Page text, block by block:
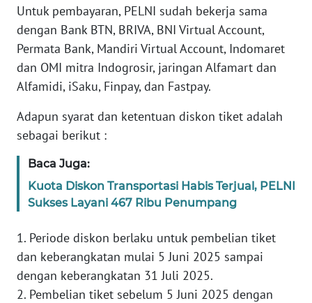
Untuk pembayaran, PELNI sudah bekerja sama
dengan Bank BTN, BRIVA, BNI Virtual Account,
Permata Bank, Mandiri Virtual Account, Indomaret
dan OMI mitra Indogrosir, jaringan Alfamart dan
Alfamidi, iSaku, Finpay, dan Fastpay.
Adapun syarat dan ketentuan diskon tiket adalah
sebagai berikut :
Baca Juga:
Kuota Diskon Transportasi Habis Terjual, PELNI
Sukses Layani 467 Ribu Penumpang
1. Periode diskon berlaku untuk pembelian tiket
dan keberangkatan mulai 5 Juni 2025 sampai
dengan keberangkatan 31 Juli 2025.
2. Pembelian tiket sebelum 5 Juni 2025 dengan
PEDOMAN
MEDIA
SIBER
KARIR
DISCLAIMER
Wahana
Regional
WN
SUMUT